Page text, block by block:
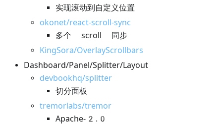
实现滚动到自定义位置
okonet/react-scroll-sync
多个 scroll 同步
KingSora/OverlayScrollbars
Dashboard/Panel/Splitter/Layout
devbookhq/splitter
切分面板
tremorlabs/tremor
Apache-2.0